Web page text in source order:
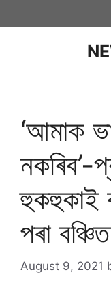
‘আমাক
নকৰিব’-
হুকহুকাই
পৰা
August 9, 2021